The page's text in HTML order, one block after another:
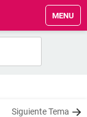
MENU
Siguiente Tema